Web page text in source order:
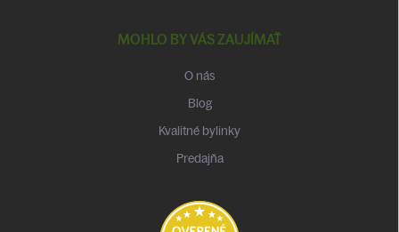
MOHLO BY VÁS ZAUJÍMAŤ
O nás
Blog
Kvalitné bylinky
Predajňa